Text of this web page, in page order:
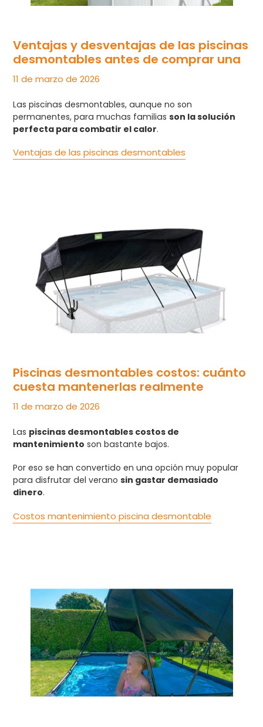
Ventajas y desventajas de las piscinas
desmontables antes de comprar una
11 de marzo de 2026
Las piscinas desmontables, aunque no son
permanentes, para muchas familias son la solución
perfecta para combatir el calor.
Ventajas de las piscinas desmontables
Piscinas desmontables costos: cuánto
cuesta mantenerlas realmente
11 de marzo de 2026
Las piscinas desmontables costos de
mantenimiento son bastante bajos.
Por eso se han convertido en una opción muy popular
para disfrutar del verano sin gastar demasiado
dinero.
Costos mantenimiento piscina desmontable